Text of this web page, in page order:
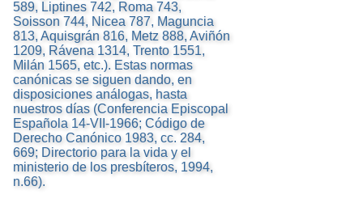
589, Liptines 742, Roma 743,
Soisson 744, Nicea 787, Maguncia
813, Aquisgrán 816, Metz 888, Aviñón
1209, Rávena 1314, Trento 1551,
Milán 1565, etc.). Estas normas
canónicas se siguen dando, en
disposiciones análogas, hasta
nuestros días (Conferencia Episcopal
Española 14-VII-1966; Código de
Derecho Canónico 1983, cc. 284,
669; Directorio para la vida y el
ministerio de los presbíteros, 1994,
n.66).